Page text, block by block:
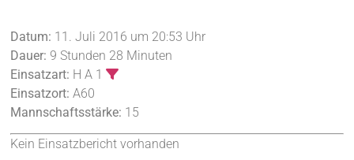
Datum: 11. Juli 2016 um 20:53 Uhr
Dauer: 9 Stunden 28 Minuten
Einsatzart: H A 1
Einsatzort: A60
Mannschaftsstärke: 15
Kein Einsatzbericht vorhanden